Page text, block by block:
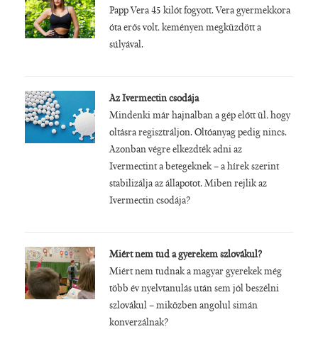
Papp Vera 45 kilót fogyott. Vera gyermekkora
óta erős volt, keményen megküzdött a
súlyával.
Az Ivermectin csodája
Mindenki már hajnalban a gép előtt ül, hogy
oltásra regisztráljon. Oltóanyag pedig nincs.
Azonban végre elkezdték adni az
Ivermectint a betegeknek – a hírek szerint
stabilizálja az állapotot. Miben rejlik az
Ivermectin csodája?
Miért nem tud a gyerekem szlovákul?
Miért nem tudnak a magyar gyerekek még
több év nyelvtanulás után sem jól beszélni
szlovákul – miközben angolul simán
konverzálnak?